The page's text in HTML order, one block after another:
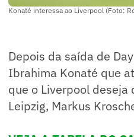
Konaté interessa ao Liverpool (Foto:
Depois da saída de
Ibrahima Konaté que
que o Liverpool deseja
Leipzig, Markus